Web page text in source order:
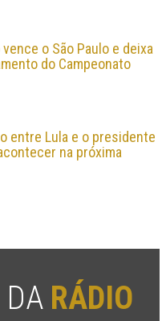
vence o São Paulo e deixa
do Campeonato
entre Lula e o presidente
na próxima
DA RÁDIO